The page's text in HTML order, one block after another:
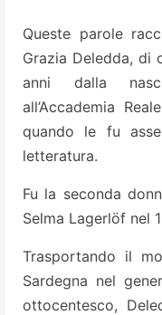
Queste parole
Grazia Deledda, di
anni dalla
all’Accademia
quando le fu
letteratura.
Fu la seconda
Selma Lagerlöf nel
Trasportando il
Sardegna nel
ottocentesco,